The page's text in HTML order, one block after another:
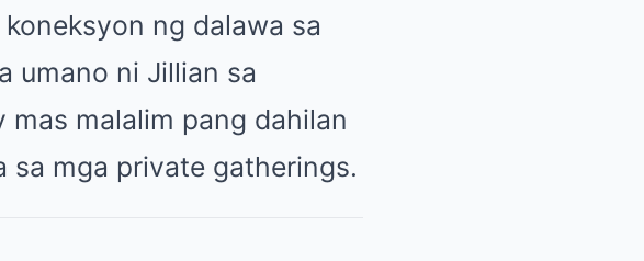
ng dalawa sa
umano ni Jillian sa
malalim pang dahilan
sa mga private gatherings.